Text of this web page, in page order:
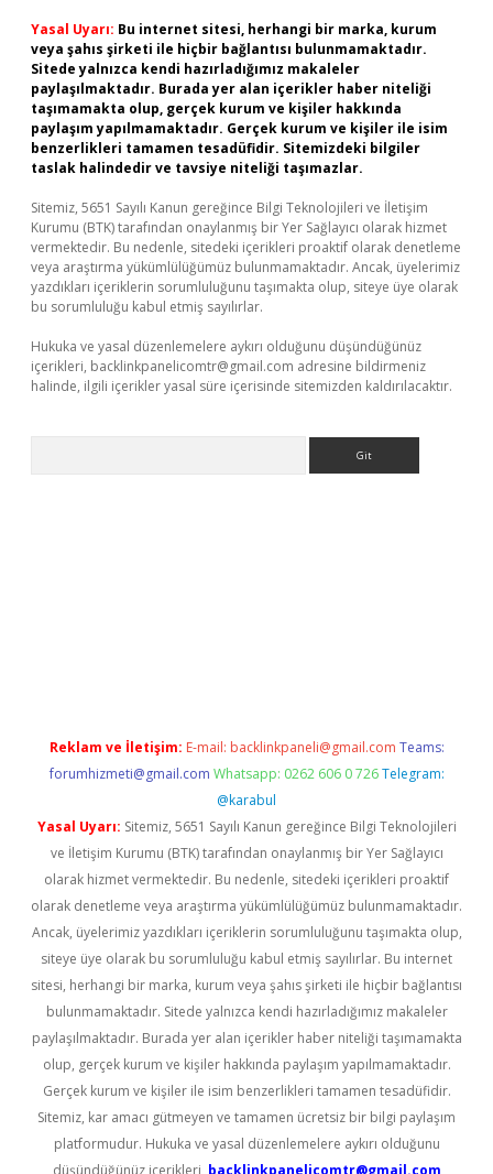
Yasal Uyarı: Bu internet sitesi, herhangi bir marka, kurum
veya şahıs şirketi ile hiçbir bağlantısı bulunmamaktadır.
Sitede yalnızca kendi hazırladığımız makaleler
paylaşılmaktadır. Burada yer alan içerikler haber niteliği
taşımamakta olup, gerçek kurum ve kişiler hakkında
paylaşım yapılmamaktadır. Gerçek kurum ve kişiler ile isim
benzerlikleri tamamen tesadüfidir. Sitemizdeki bilgiler
taslak halindedir ve tavsiye niteliği taşımazlar.
Sitemiz, 5651 Sayılı Kanun gereğince Bilgi Teknolojileri ve İletişim
Kurumu (BTK) tarafından onaylanmış bir Yer Sağlayıcı olarak hizmet
vermektedir. Bu nedenle, sitedeki içerikleri proaktif olarak denetleme
veya araştırma yükümlülüğümüz bulunmamaktadır. Ancak, üyelerimiz
yazdıkları içeriklerin sorumluluğunu taşımakta olup, siteye üye olarak
bu sorumluluğu kabul etmiş sayılırlar.
Hukuka ve yasal düzenlemelere aykırı olduğunu düşündüğünüz
içerikleri, backlinkpanelicomtr@gmail.com adresine bildirmeniz
halinde, ilgili içerikler yasal süre içerisinde sitemizden kaldırılacaktır.
Reklam ve İletişim: E-mail: backlinkpaneli@gmail.com Teams:
forumhizmeti@gmail.com Whatsapp: 0262 606 0 726 Telegram:
@karabul
Yasal Uyarı: Sitemiz, 5651 Sayılı Kanun gereğince Bilgi Teknolojileri
ve İletişim Kurumu (BTK) tarafından onaylanmış bir Yer Sağlayıcı
olarak hizmet vermektedir. Bu nedenle, sitedeki içerikleri proaktif
olarak denetleme veya araştırma yükümlülüğümüz bulunmamaktadır.
Ancak, üyelerimiz yazdıkları içeriklerin sorumluluğunu taşımakta olup,
siteye üye olarak bu sorumluluğu kabul etmiş sayılırlar. Bu internet
sitesi, herhangi bir marka, kurum veya şahıs şirketi ile hiçbir bağlantısı
bulunmamaktadır. Sitede yalnızca kendi hazırladığımız makaleler
paylaşılmaktadır. Burada yer alan içerikler haber niteliği taşımamakta
olup, gerçek kurum ve kişiler hakkında paylaşım yapılmamaktadır.
Gerçek kurum ve kişiler ile isim benzerlikleri tamamen tesadüfidir.
Sitemiz, kar amacı gütmeyen ve tamamen ücretsiz bir bilgi paylaşım
platformudur. Hukuka ve yasal düzenlemelere aykırı olduğunu
düşündüğünüz içerikleri, backlinkpanelicomtr@gmail.com